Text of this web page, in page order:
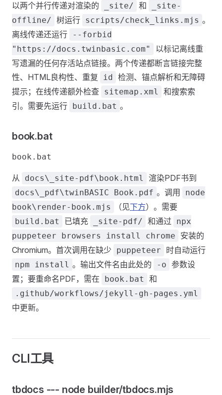
以两个并行传递对渲染的 _site/ 和
_site-
offline/ 树运行 scripts/check_links.mjs 。
离线传递还运行
--forbid
"https://docs.twinbasic.com"
以标记离线重
写遗漏的任何存活站点链接。两个传递都断言链接完整
性、HTML良构性、重复
id 检测、锚点解析和无障碍
提示；在线传递额外检查 sitemap.xml
和搜索索
引。需要先运行 build.bat 。
book.bat
从 docs\_site-pdf\book.html 渲染PDF书到
docs\_pdf\twinBASIC Book.pdf 。调用
node
book\render-book.mjs
（见下方）。需要
build.bat 已填充 _site-pdf/ 和通过
npx
puppeteer browsers install chrome
安装的
Chromium。首次调用在缺少
puppeteer 时自动运行
npm install 。输出文件名由此处的 -o 参数设
置；要重命名PDF，需在
book.bat 和
.github/workflows/jekyll-gh-pages.yml
中更新。
CLI工具
tbdocs --- node builder/tbdocs.mjs